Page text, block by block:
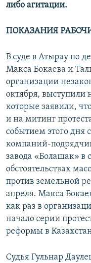
либо агитации.
ПОКАЗАНИЯ
В суде в Атырау по
Макса Бокаева и
организации
октября, выступили
которые заявили,
и на митинг
событием этого дня
компаний-
завода «Болашак» в
обстоятельствах
против земельной
апреля. Макса
как раз в
начало серии
реформы в
Судья Гульнар